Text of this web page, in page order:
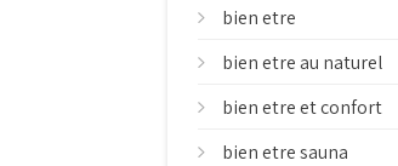
bien etre
bien etre au naturel
bien etre et confort
bien etre sauna